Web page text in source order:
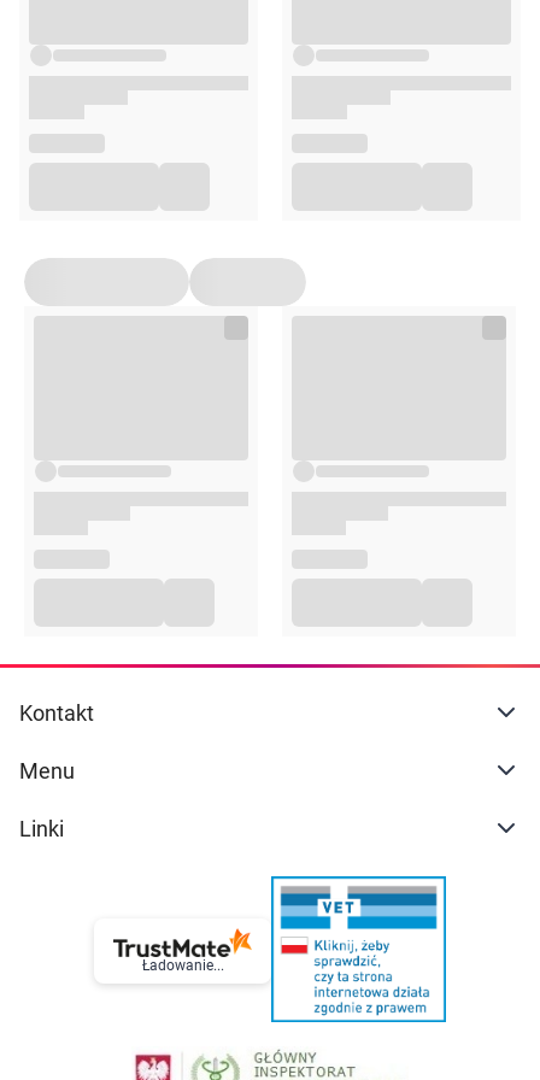
cynku, 3b605) 25 mg, mangan (siarczan manganawy,
monohydrat, 3b503) 1,4 mg, miedź (pentahydrat siarczanu
miedzi (II), 3b405) 2 mg, jod (bezwodny jodan wapnia,
3b202) 0,75 mg, tauryna (3a370) 1500 mg.
ENERGIA METABOLICZNA
kcal / 100 g (metoda
85g
Kontakt
Menu
Linki
Ładowanie...